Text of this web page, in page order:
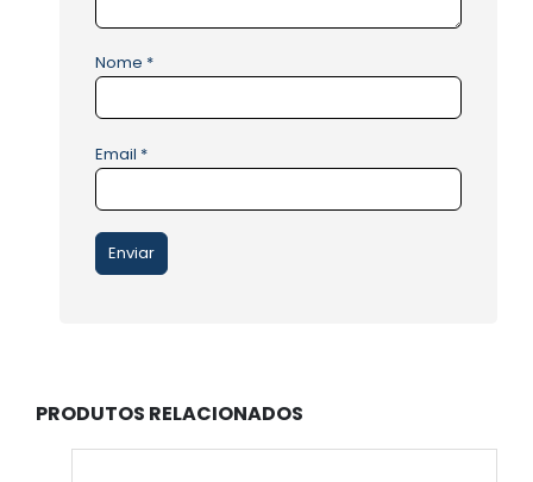
Nome *
Email *
PRODUTOS RELACIONADOS